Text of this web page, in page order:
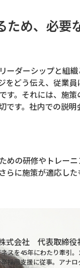
め、必要
ーダーシップと組
どう伝え、従業
。それには、施
す。社内での説
めの研修やトレー
に施策が適応した
式会社 代表取締役
スを45年にわたり牽引
採用支援に従事。アナ